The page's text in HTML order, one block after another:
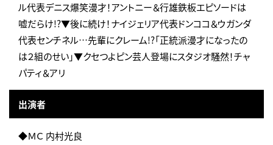
ル代表デニス爆笑漫才！アントニー＆行雄鉄板エピソードは
嘘だらけ!?▼後に続け！ナイジェリア代表ドンココ＆ウガンダ
代表センチネル…先輩にクレーム!?「正統派漫才になったの
は２組のせい」▼クセつよピン芸人登場にスタジオ騒然！チャ
パティ＆アリ
出演者
◆ＭＣ 内村光良